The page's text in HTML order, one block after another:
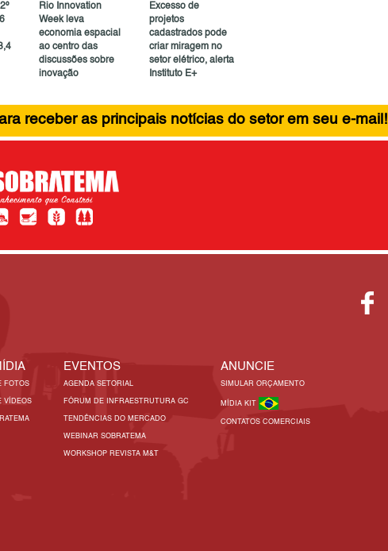
Rio Innovation
Week leva
economia espacial
ao centro das
discussões sobre
inovação
Excesso de
projetos
cadastrados pode
criar miragem no
setor elétrico, alerta
Instituto E+
receber as principais notícias do setor em seu e-mail!
FOTOS
VÍDEOS
EVENTOS
AGENDA SETORIAL
FÓRUM DE INFRAESTRUTURA GC
TENDÊNCIAS DO MERCADO
WEBINAR SOBRATEMA
WORKSHOP REVISTA M&T
ANUNCIE
SIMULAR ORÇAMENTO
MÍDIA KIT
CONTATOS COMERCIAIS